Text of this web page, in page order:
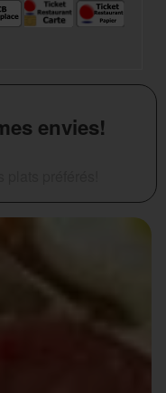
envies!